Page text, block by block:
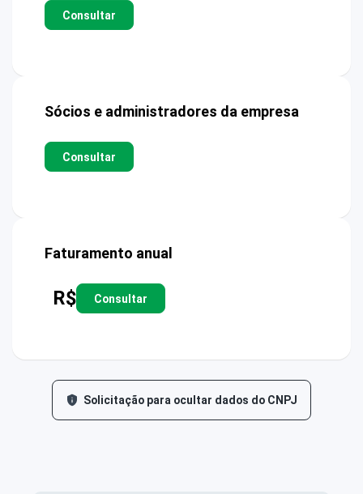
Consultar
Sócios e administradores da empresa
Consultar
Faturamento anual
R$ Consultar
Solicitação para ocultar dados do CNPJ